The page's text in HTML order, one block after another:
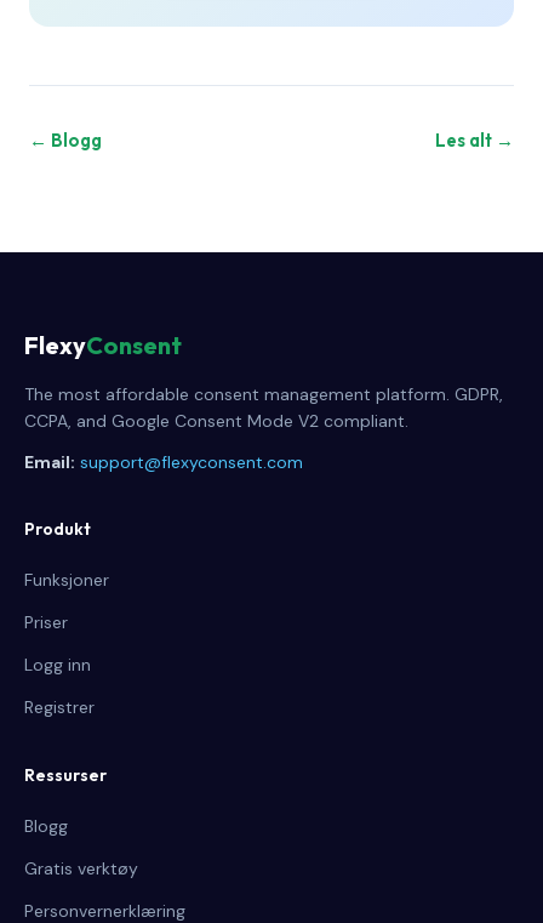
← Blogg Les alt →
FlexyConsent
The most affordable consent management platform. GDPR,
CCPA, and Google Consent Mode V2 compliant.
Email: support@flexyconsent.com
Produkt
Funksjoner
Priser
Logg inn
Registrer
Ressurser
Blogg
Gratis verktøy
Personvernerklæring